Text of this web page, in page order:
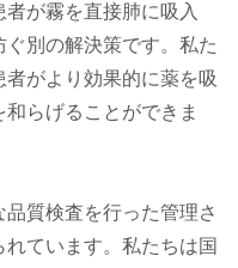
が霧を直接肺に吸入
ぐ別の解決策です。私た
がより効果的に薬を吸
らげることができま
質検査を行った管理さ
ています。私たちは国